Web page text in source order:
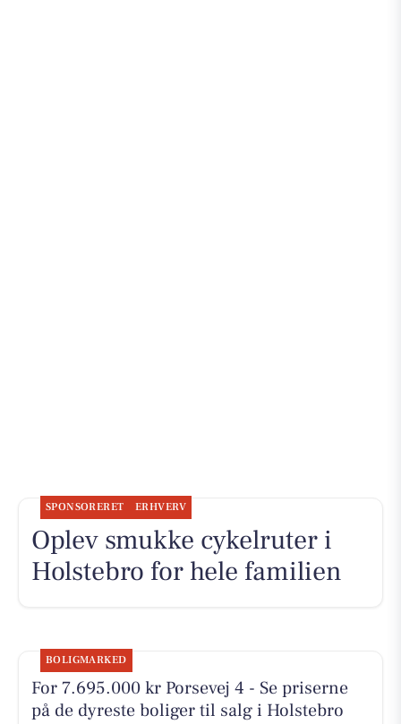
SPONSORERET ERHVERV
Oplev smukke cykelruter i
Holstebro for hele familien
BOLIGMARKED
For 7.695.000 kr Porsevej 4 - Se priserne
på de dyreste boliger til salg i Holstebro